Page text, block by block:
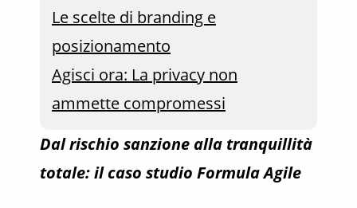
Le scelte di branding e
posizionamento
Agisci ora: La privacy non
ammette compromessi
Dal rischio sanzione alla tranquillità
totale: il caso studio Formula Agile